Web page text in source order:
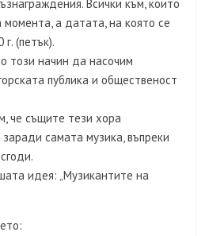
Всички към, които
а датата, на която се
(петък).
този начин да насочим
публика и общественост
че същите тези хора
самата музика, въпреки
идея: „Музикантите на